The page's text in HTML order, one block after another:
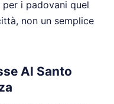
i padovani quel
non un semplice
Al Santo